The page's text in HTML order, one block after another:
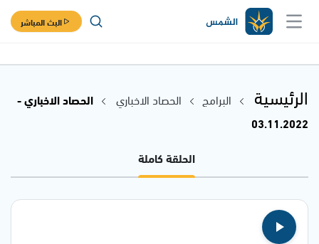
البث المباشر
الرئيسية البرامج الحصاد الاخباري
الحصاد الاخباري -
03.11.2022
الحلقة كاملة